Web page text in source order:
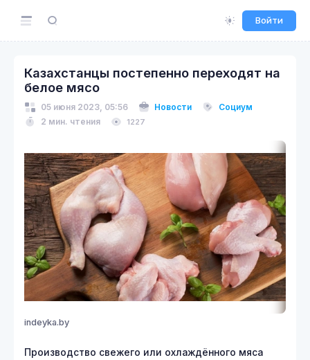
Войти
Казахстанцы постепенно переходят на
белое мясо
05 июня 2023, 05:56 Новости
Социум
2 мин. чтения
1227
indeyka.by
Производство свежего или охлаждённого мяса